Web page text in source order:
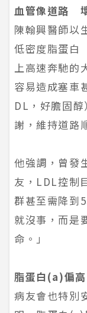
血管像道路
陳翰興醫師以
低密度脂蛋白
上高速奔馳的
容易造成塞車
DL，好膽固
謝，維持道路
他強調，曾發
友，LDL控制
群甚至需降到
就沒事，而是
命。」
脂蛋白(a)偏
病友會也特別